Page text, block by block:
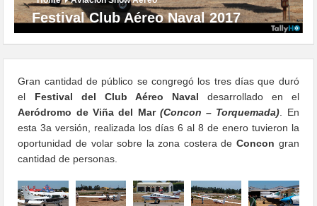
Festival Club Aéreo Naval 2017
Gran cantidad de público se congregó los tres días que duró
el Festival del Club Aéreo Naval desarrollado en el
Aeródromo de Viña del Mar (Concon – Torquemada) . En
esta 3a versión, realizada los días 6 al 8 de enero tuvieron la
oportunidad de volar sobre la zona costera de Concon gran
cantidad de personas.